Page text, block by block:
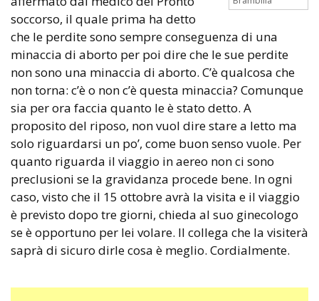
soccorso, il quale prima ha detto
che le perdite sono sempre conseguenza di una
minaccia di aborto per poi dire che le sue perdite
non sono una minaccia di aborto. C’è qualcosa che
non torna: c’è o non c’è questa minaccia? Comunque
sia per ora faccia quanto le è stato detto. A
proposito del riposo, non vuol dire stare a letto ma
solo riguardarsi un po’, come buon senso vuole. Per
quanto riguarda il viaggio in aereo non ci sono
preclusioni se la gravidanza procede bene. In ogni
caso, visto che il 15 ottobre avrà la visita e il viaggio
è previsto dopo tre giorni, chieda al suo ginecologo
se è opportuno per lei volare. Il collega che la visiterà
saprà di sicuro dirle cosa è meglio. Cordialmente.